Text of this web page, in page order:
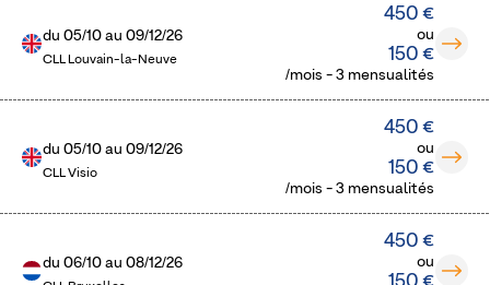
du05/10 au09/12/26
CLL Louvain-la-Neuve
450 €
ou
150 €
/mois - 3 mensualités
du05/10 au09/12/26
CLL Visio
450 €
ou
150 €
/mois - 3 mensualités
du06/10 au08/12/26
450 €
ou